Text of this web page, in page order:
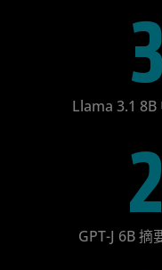
Llama 3.1 8B
GPT-J 6B 摘